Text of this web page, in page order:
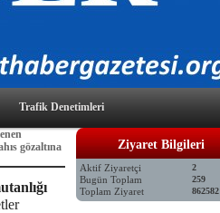
Trafik Denetimleri
gözaltına
Ziyaret Bilgileri
Aktif Ziyaretçi 2
Bugün Toplam 259
Toplam Ziyaret 862582